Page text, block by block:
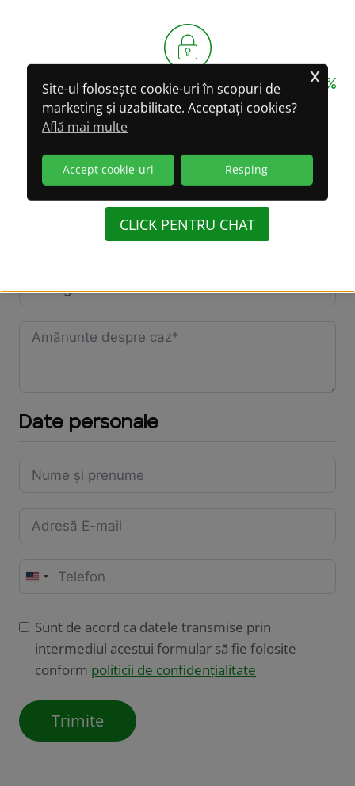
Site-ul folosește cookie-uri în scopuri de
marketing și uzabilitate. Acceptați cookies?
Află mai multe
Accept cookie-uri Resping
x
Persoana supravegheată are mașină?
Locuiești cu persoana supravegheată?
Date personale
U
t
e
Sunt de acord ca datele transmise prin
intermediul acestui formular să fie folosite
conform politicii de confidențialitate
Trimite
CONFIDENȚIALITATE GARANTATĂ 100%
LA CONVERSAȚIILE
(WhatsApp oferă criptare integrală a datelor)
CLICK PENTRU CHAT